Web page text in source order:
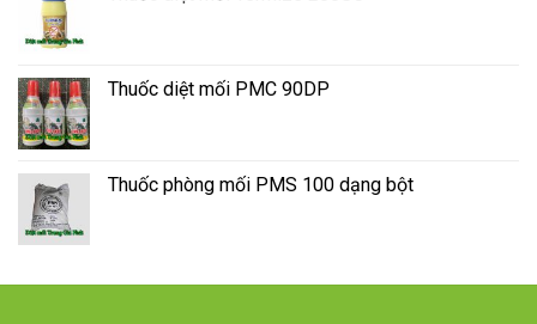
Thuốc diệt mối PMC 90DP
Thuốc phòng mối PMS 100 dạng bột